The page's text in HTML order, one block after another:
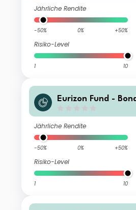
Jährliche Rendite
-50% 0% +50%
Risiko-Level
1 10
Eurizon Fund -
Jährliche Rendite
-50% 0% +50%
Risiko-Level
1 10